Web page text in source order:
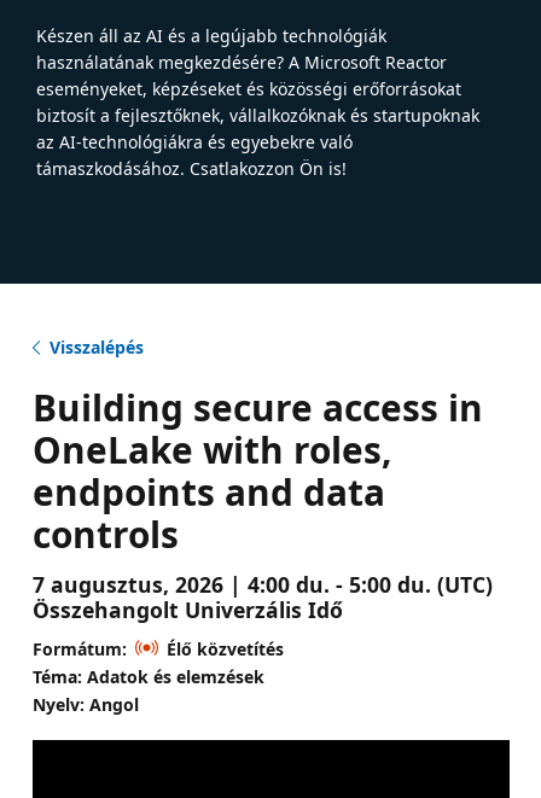
Készen áll az AI és a legújabb technológiák
használatának megkezdésére? A Microsoft Reactor
eseményeket, képzéseket és közösségi erőforrásokat
biztosít a fejlesztőknek, vállalkozóknak és startupoknak
az AI-technológiákra és egyebekre való
támaszkodásához. Csatlakozzon Ön is!
Visszalépés
Building secure access in
OneLake with roles,
endpoints and data
controls
7 augusztus, 2026 | 4:00 du. - 5:00 du. (UTC)
Összehangolt Univerzális Idő
Formátum:
Élő közvetítés
Téma: Adatok és elemzések
Nyelv: Angol